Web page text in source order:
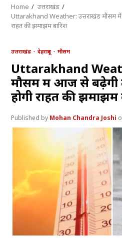
Home
उत्तराखंड
Uttarakhand Weather: उत्तराखंड मौसम
राहत की झमाझम बारिश
उत्तराखंड देहरादून मौसम
Uttarakhand
मौसम में आज से बढ़ेगी
होगी राहत की झमाझम
Mohan Chandra Joshi